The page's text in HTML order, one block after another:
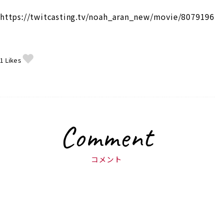
https://twitcasting.tv/noah_aran_new/movie/
1 Likes
Comment
コメント